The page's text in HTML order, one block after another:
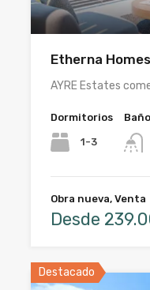
Etherna
AYRE Estates
Dormitorios
1-3
Obra nueva, Venta
Desde
Destacado